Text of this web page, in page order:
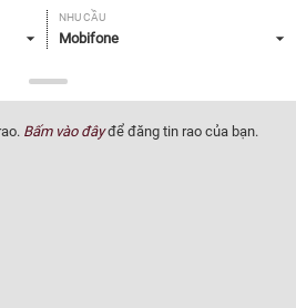
NHU CẦU
Mobifone
Bấm vào đâyđể đăng tin rao của bạn.